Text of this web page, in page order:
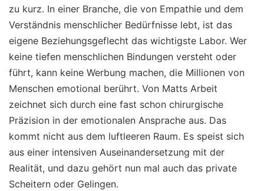
zu kurz. In einer Branche, die von Empathie und dem
Verständnis menschlicher Bedürfnisse lebt, ist das
eigene Beziehungsgeflecht das wichtigste Labor. Wer
keine tiefen menschlichen Bindungen versteht oder
führt, kann keine Werbung machen, die Millionen von
Menschen emotional berührt. Von Matts Arbeit
zeichnet sich durch eine fast schon chirurgische
Präzision in der emotionalen Ansprache aus. Das
kommt nicht aus dem luftleeren Raum. Es speist sich
aus einer intensiven Auseinandersetzung mit der
Realität, und dazu gehört nun mal auch das private
Scheitern oder Gelingen.